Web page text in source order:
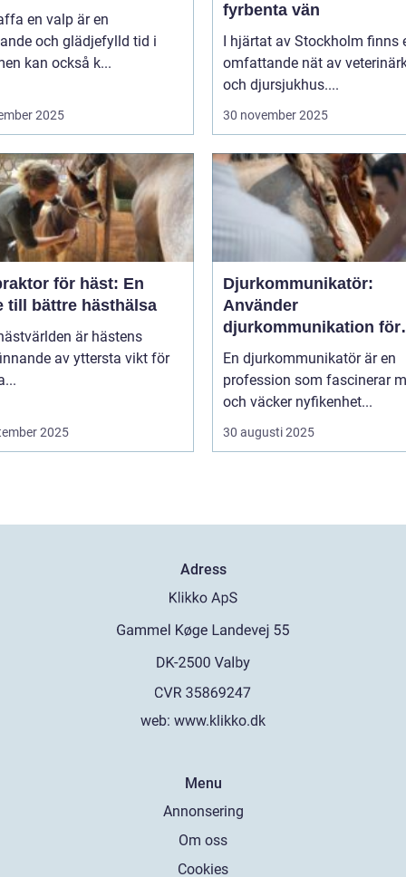
en valp är en
och glädjefylld tid i
kan också k...
2025
fyrbenta vän
I hjärtat av Stockholm finns
omfattande nät av
och djursjukhus....
30 november 2025
för häst: En
till bättre hästhälsa
är hästens
av yttersta vikt för
2025
Djurkommunikatör:
Använder
djurkommunikation för
behandling av djur
En djurkommunikatör är en
profession som fascinerar
och väcker nyfikenhet...
30 augusti 2025
Adress
web: www.klikko.dk
Menu
Annonsering
Om oss
Cookies